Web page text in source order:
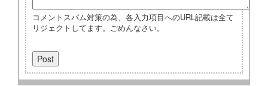
コメントスパム対策の為、各入力項目へのURL記載は全て
リジェクトしてます。ごめんなさい。